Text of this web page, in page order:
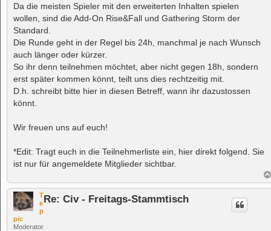
Da die meisten Spieler mit den erweiterten Inhalten spielen
wollen, sind die Add-On Rise&Fall und Gathering Storm der
Standard.
Die Runde geht in der Regel bis 24h, manchmal je nach Wunsch
auch länger oder kürzer.
So ihr denn teilnehmen möchtet, aber nicht gegen 18h, sondern
erst später kommen könnt, teilt uns dies rechtzeitig mit.
D.h. schreibt bitte hier in diesen Betreff, wann ihr dazustossen
könnt.
Wir freuen uns auf euch!
*Edit: Tragt euch in die Teilnehmerliste ein, hier direkt folgend. Sie
ist nur für angemeldete Mitglieder sichtbar.
T
e
p
pic
Moderator
Re: Civ - Freitags-Stammtisch